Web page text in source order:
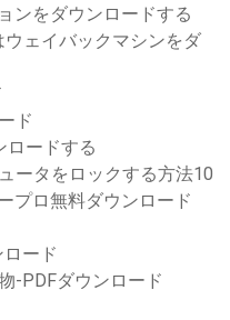
ンをダウンロードする
ェイバックマシンをダ
ド
ロードする
ータをロックする方法10
プロ無料ダウンロード
ード
-PDFダウンロード